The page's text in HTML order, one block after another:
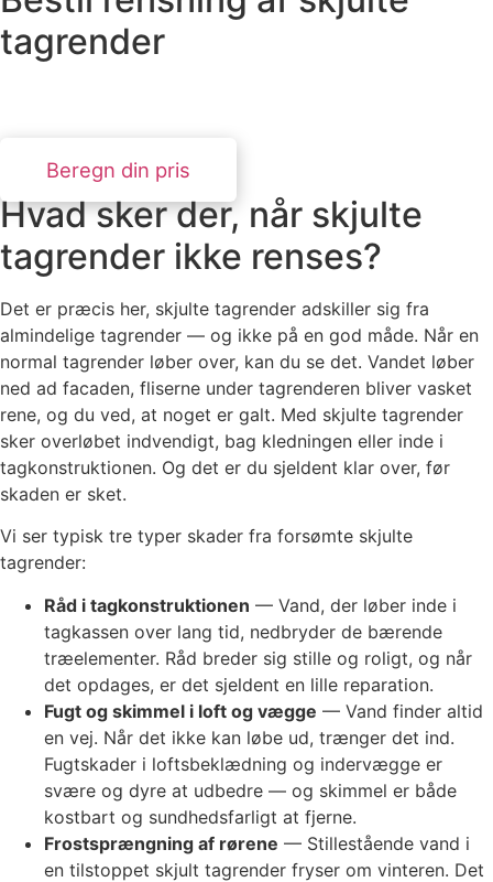
tagrender
Beregn din pris
Hvad sker der, når skjulte
tagrender ikke renses?
Det er præcis her, skjulte tagrender adskiller sig fra
almindelige tagrender — og ikke på en god måde. Når en
normal tagrender løber over, kan du se det. Vandet løber
ned ad facaden, fliserne under tagrenderen bliver vasket
rene, og du ved, at noget er galt. Med skjulte tagrender
sker overløbet indvendigt, bag kledningen eller inde i
tagkonstruktionen. Og det er du sjeldent klar over, før
skaden er sket.
Vi ser typisk tre typer skader fra forsømte skjulte
tagrender:
Råd i tagkonstruktionen — Vand, der løber inde i
tagkassen over lang tid, nedbryder de bærende
træelementer. Råd breder sig stille og roligt, og når
det opdages, er det sjeldent en lille reparation.
Fugt og skimmel i loft og vægge — Vand finder altid
en vej. Når det ikke kan løbe ud, trænger det ind.
Fugtskader i loftsbeklædning og indervægge er
svære og dyre at udbedre — og skimmel er både
kostbart og sundhedsfarligt at fjerne.
Frostsprængning af rørene — Stillestående vand i
en tilstoppet skjult tagrender fryser om vinteren. Det